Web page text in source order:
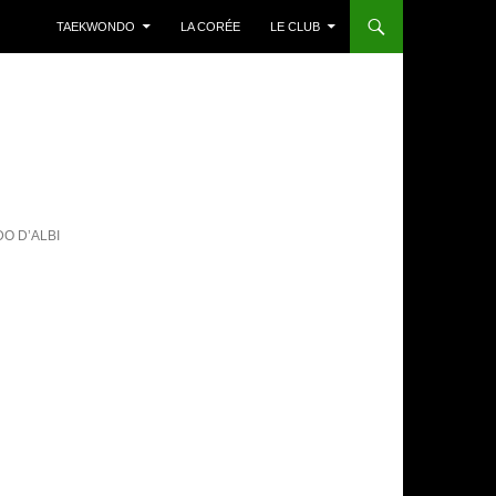
TAEKWONDO LA CORÉE LE CLUB
D’ALBI